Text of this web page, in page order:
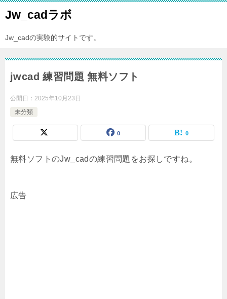
Jw_cadラボ
Jw_cadの実験的サイトです。
jwcad 練習問題 無料ソフト
公開日： 2025年10月23日
未分類
0 0
無料ソフトのJw_cadの練習問題をお探しですね。
広告